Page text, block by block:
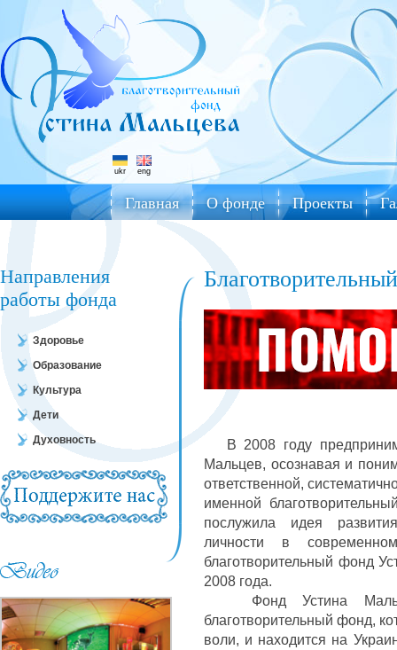
ukr eng
Главная О фонде Проекты
Направления
работы фонда
Здоровье
Образование
Культура
Дети
Духовность
В 2008 году
Мальцев, осознавая и
ответственной,
именной
послужила идея
личности в
благотворительный фонд
2008 года.
Фонд Устина
благотворительный фонд,
воли, и находится на